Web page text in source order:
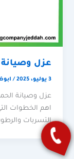
عزل
3 يوليو، 2025 /
عزل وصيانة
اهم الخطوات
التسربات